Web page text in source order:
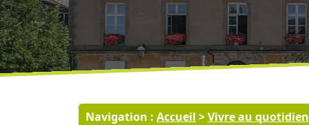
Navigation : Accueil >Vivre au quotidien